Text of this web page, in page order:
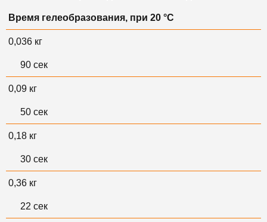
Время гелеобразования, при 20 °С
0,036 кг
90 сек
0,09 кг
50 сек
0,18 кг
30 сек
0,36 кг
22 сек